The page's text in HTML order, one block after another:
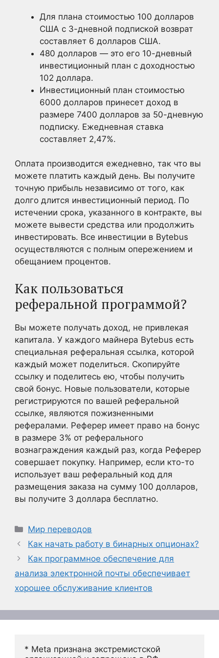
Для плана стоимостью 100 долларов
США с 3-дневной подпиской возврат
составляет 6 долларов США.
480 долларов — это его 10-дневный
инвестиционный план с доходностью
102 доллара.
Инвестиционный план стоимостью
6000 долларов принесет доход в
размере 7400 долларов за 50-дневную
подписку. Ежедневная ставка
составляет 2,47%.
Оплата производится ежедневно, так что вы
можете платить каждый день. Вы получите
точную прибыль независимо от того, как
долго длится инвестиционный период. По
истечении срока, указанного в контракте, вы
можете вывести средства или продолжить
инвестировать. Все инвестиции в Bytebus
осуществляются с полным опережением и
обещанием процентов.
Как пользоваться
реферальной программой?
Вы можете получать доход, не привлекая
капитала. У каждого майнера Bytebus есть
специальная реферальная ссылка, которой
каждый может поделиться. Скопируйте
ссылку и поделитесь ею, чтобы получить
свой бонус. Новые пользователи, которые
регистрируются по вашей реферальной
ссылке, являются пожизненными
рефералами. Реферер имеет право на бонус
в размере 3% от реферального
вознаграждения каждый раз, когда Реферер
совершает покупку. Например, если кто-то
использует ваш реферальный код для
размещения заказа на сумму 100 долларов,
вы получите 3 доллара бесплатно.
Рубрики
Мир переводов
Как начать работу в бинарных опционах?
Как программное обеспечение для
анализа электронной почты обеспечивает
хорошее обслуживание клиентов
* Meta признана экстремистской